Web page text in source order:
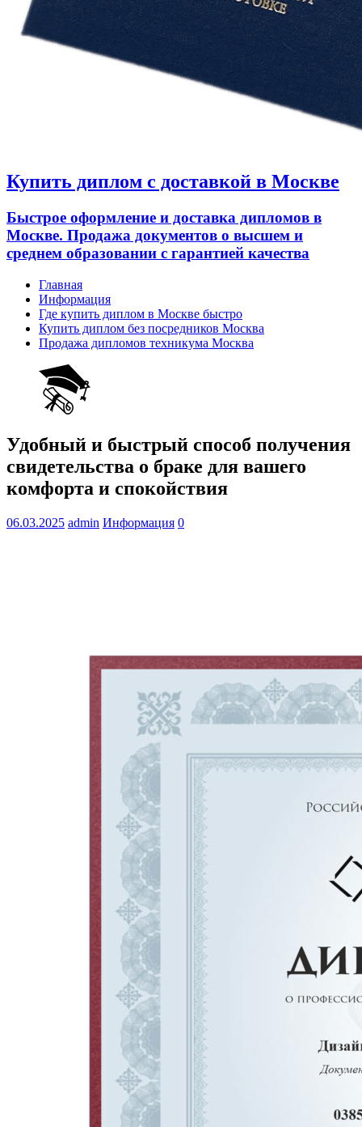
Купить диплом с доставкой в Москве
Быстрое оформление и доставка дипломов в
Москве. Продажа документов о высшем и
среднем образовании с гарантией качества
Главная
Информация
Где купить диплом в Москве быстро
Купить диплом без посредников Москва
Продажа дипломов техникума Москва
Удобный и быстрый способ получения
свидетельства о браке для вашего
комфорта и спокойствия
06.03.2025 admin Информация 0